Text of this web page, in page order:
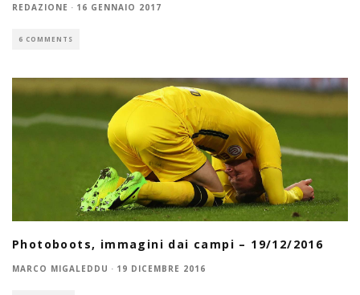
REDAZIONE · 16 GENNAIO 2017
6 COMMENTS
Photoboots, immagini dai campi – 19/12/2016
MARCO MIGALEDDU · 19 DICEMBRE 2016